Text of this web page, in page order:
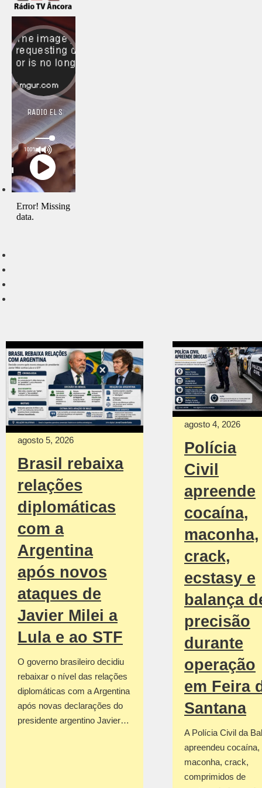
agosto 5, 2026
Brasil rebaixa
relações
diplomáticas
com a
Argentina
após novos
ataques de
Javier Milei a
Lula e ao STF
O governo brasileiro decidiu
rebaixar o nível das relações
diplomáticas com a Argentina
após novas declarações do
presidente argentino Javier…
agosto 4, 2026
Polícia
Civil
apreende
cocaína,
maconha,
crack,
ecstasy e
balança
precisão
durante
operação
em Feira
Santana
A Polícia Civil da
apreendeu cocaína,
maconha, crack,
comprimidos de